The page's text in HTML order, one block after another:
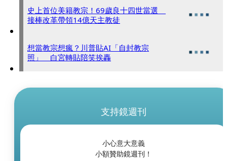
史上首位美籍教宗！69歲良十四世當選
接棒改革帶領14億天主教徒
想當教宗想瘋？川普貼AI「自封教宗
照」 白宮轉貼陪笑挨轟
支持鏡週刊
小心意大意義
小額贊助鏡週刊！